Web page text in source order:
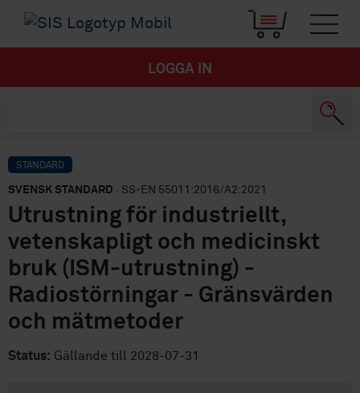
LOGGA IN
STANDARD
SVENSK STANDARD · SS-EN 55011:2016/A2:2021
Utrustning för industriellt,
vetenskapligt och medicinskt
bruk (ISM-utrustning) -
Radiostörningar - Gränsvärden
och mätmetoder
Status: Gällande till 2028-07-31